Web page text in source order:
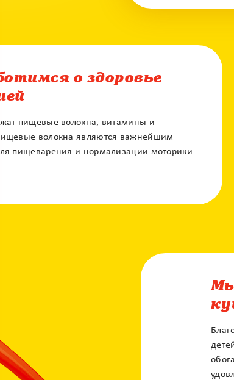
о здоровье
пищевые волокна, витамины и
волокна являются важнейшим
пищеварения и нормализации моторики